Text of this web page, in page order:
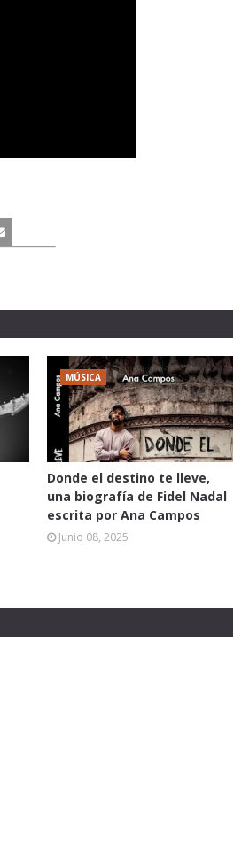
MÚSICA
Donde el destino te lleve,
una biografía de Fidel Nadal
escrita por Ana Campos
Junio 08, 2025